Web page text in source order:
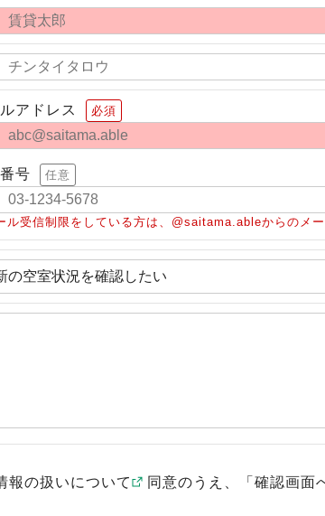
アドレス 必須
号 任意
ル受信制限をしている方は、@saitama.ableからのメ
報の扱いについて 同意のうえ、「確認画面